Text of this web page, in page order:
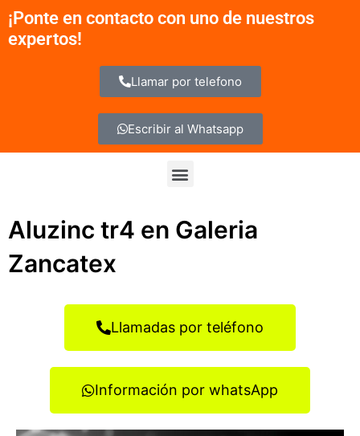
contenido
¡Ponte en contacto con uno de nuestros
expertos!
Llamar por telefono
Escribir al Whatsapp
Menu
Aluzinc tr4 en Galeria
Zancatex
Llamadas por teléfono
Información por whatsApp